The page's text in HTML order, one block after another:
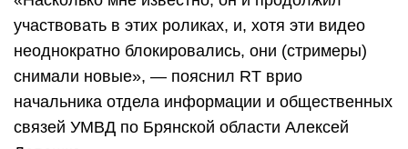
участвовать в этих роликах, и, хотя эти видео
неоднократно блокировались, они (стримеры)
снимали новые», — пояснил RT врио
начальника отдела информации и общественных
связей УМВД по Брянской области Алексей